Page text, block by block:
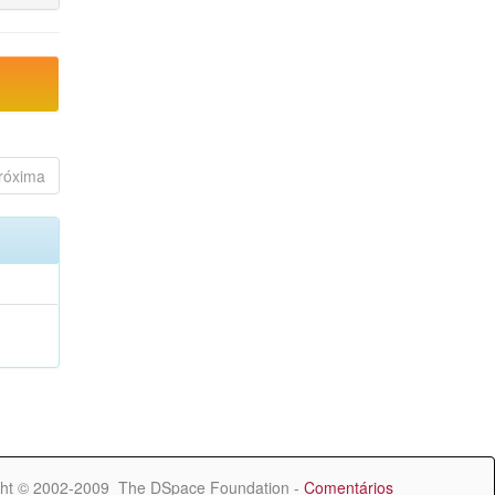
© 2002-2009 The DSpace Foundation - Comentários